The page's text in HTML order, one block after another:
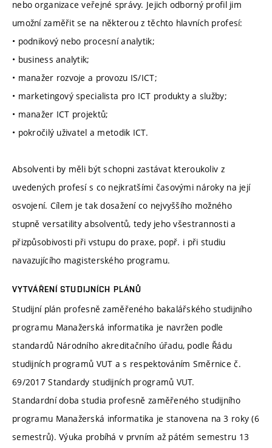
nebo organizace veřejné správy. Jejich odborný profil jim
umožní zaměřit se na některou z těchto hlavních profesí:
• podnikový nebo procesní analytik;
• business analytik;
• manažer rozvoje a provozu IS/ICT;
• marketingový specialista pro ICT produkty a služby;
• manažer ICT projektů;
• pokročilý uživatel a metodik ICT.
Absolventi by měli být schopni zastávat kteroukoliv z
uvedených profesí s co nejkratšími časovými nároky na její
osvojení. Cílem je tak dosažení co nejvyššího možného
stupně versatility absolventů, tedy jeho všestrannosti a
přizpůsobivosti při vstupu do praxe, popř. i při studiu
navazujícího magisterského programu.
VYTVÁŘENÍ STUDIJNÍCH PLÁNŮ
Studijní plán profesně zaměřeného bakalářského studijního
programu Manažerská informatika je navržen podle
standardů Národního akreditačního úřadu, podle Řádu
studijních programů VUT a s respektováním Směrnice č.
69/2017 Standardy studijních programů VUT.
Standardní doba studia profesně zaměřeného studijního
programu Manažerská informatika je stanovena na 3 roky (6
semestrů). Výuka probíhá v prvním až pátém semestru 13